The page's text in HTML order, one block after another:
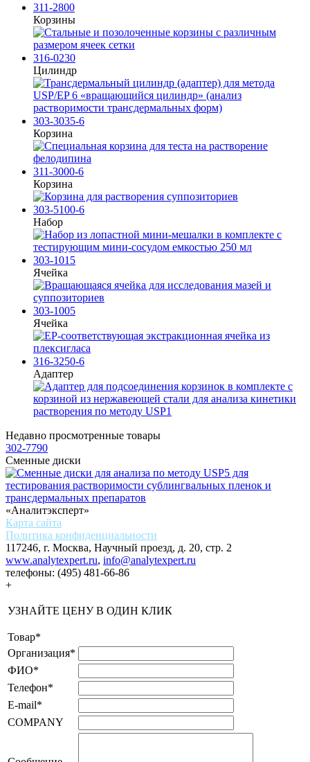
311-2800
Корзины
316-0230
Цилиндр
303-3035-6
Корзина
311-3000-6
Корзина
303-5100-6
Набор
303-1015
Ячейка
303-1005
Ячейка
316-3250-6
Адаптер
Недавно просмотренные товары
302-7790
Сменные диски
«Аналитэксперт»
Карта сайта
Политика конфиденциальности
117246, г. Москва, Научный проезд, д. 20, стр. 2
www.analytexpert.ru, info@analytexpert.ru
телефоны: (495) 481-66-86
+
УЗНАЙТЕ ЦЕНУ В ОДИН КЛИК
Товар*
Организация*
ФИО*
Телефон*
E-mail*
COMPANY